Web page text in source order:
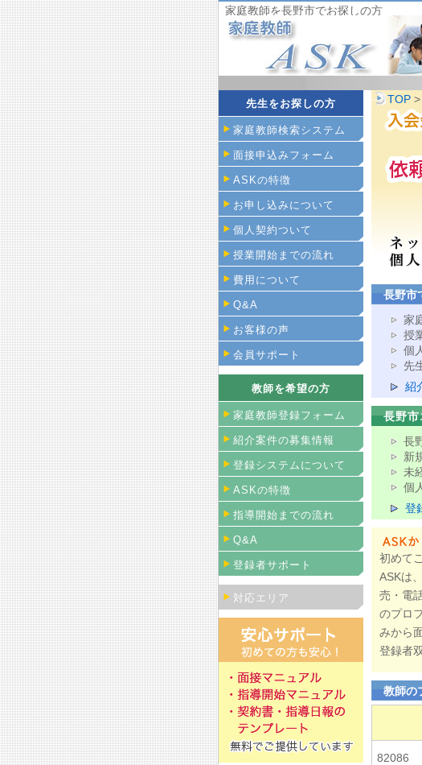
家庭教師を長野市でお探しの方
TOP >
長野市
家
授
個
先
紹
長野
長
新
未
個
登
初めて
ASKは
売・電
のプロ
みから
登録者
教師の
82086
先生をお探しの方
家庭教師検索システム
面接申込みフォーム
ASKの特徴
お申し込みについて
個人契約ついて
授業開始までの流れ
費用について
Q&A
お客様の声
会員サポート
教師を希望の方
家庭教師登録フォーム
紹介案件の募集情報
登録システムについて
ASKの特徴
指導開始までの流れ
Q&A
登録者サポート
対応エリア